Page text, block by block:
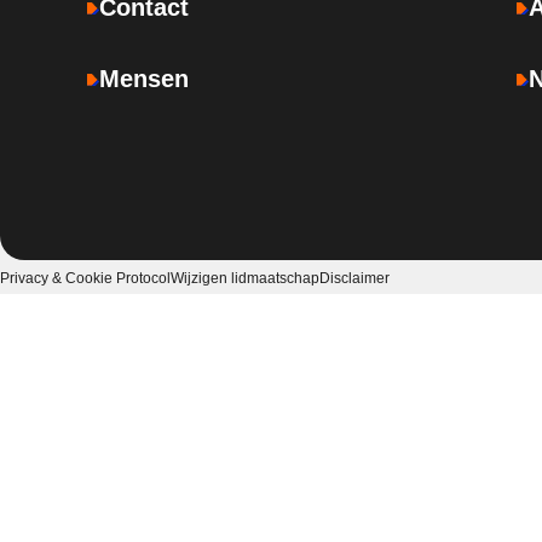
Contact
Mensen
Privacy & Cookie Protocol Wijzigen lidmaatschapDisclaimer